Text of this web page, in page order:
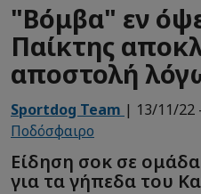
"Βόμβα" εν
Παίκτης
αποστολή
Sportdog Team | 13/11/22
Ποδόσφαιρο
Είδηση σοκ σε
για τα γήπεδα του